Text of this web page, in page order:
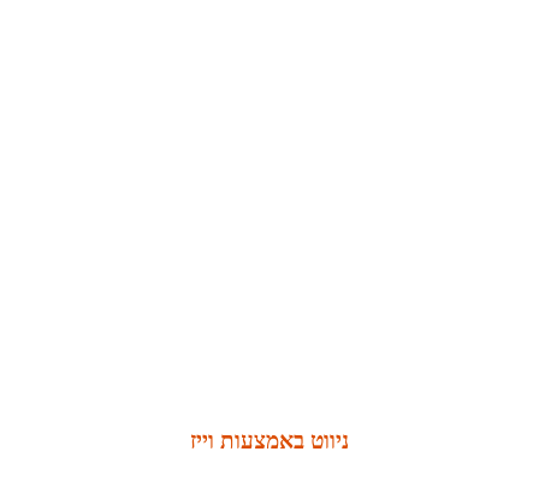
ניווט באמצעות וייז